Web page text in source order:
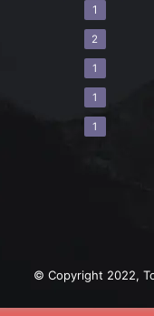
1
2
1
1
1
© Copyright 2022,